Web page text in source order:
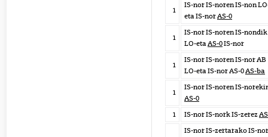
1
IS-nor IS-noren IS-non
eta IS-norAS-0
1
IS-nor IS-noren IS-nondik
LO-etaAS-0IS-nor
1
IS-nor IS-noren IS-nor AB
LO-eta IS-nor AS-0AS-ba
1
IS-nor IS-noren IS-
AS-0
1
IS-nor IS-nork IS-zerez
IS-nor IS-zertarako IS-